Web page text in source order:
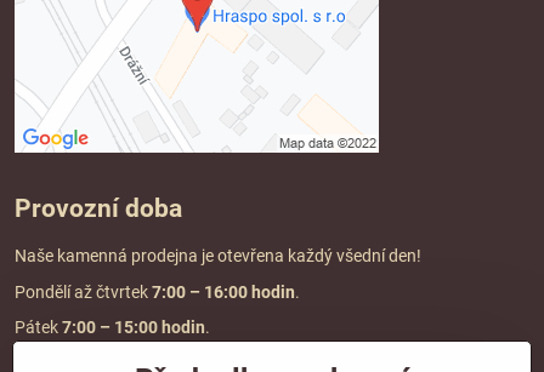
Provozní doba
Naše kamenná prodejna je otevřena každý všední den!
Pondělí až čtvrtek7:00 – 16:00 hodin.
Pátek7:00 – 15:00 hodin.